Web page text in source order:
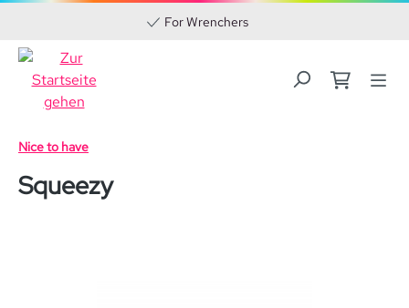
Zum Hauptinhalt springen
For Wrenchers
Nice to have
Squeezy